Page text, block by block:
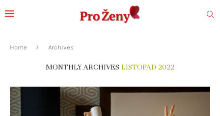
Home Archives
MONTHLY ARCHIVES LISTOPAD 2022